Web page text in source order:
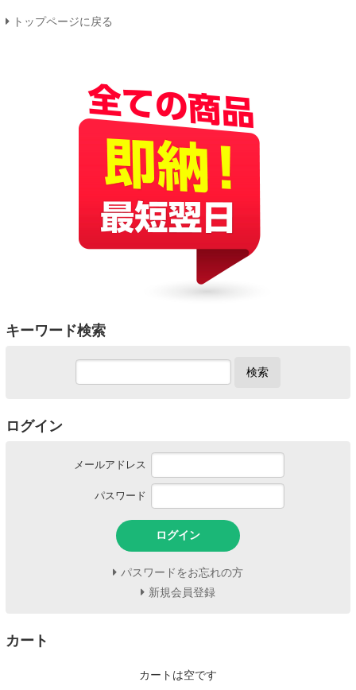
トップページに戻る
キーワード検索
検索
ログイン
メールアドレス
パスワード
ログイン
パスワードをお忘れの方
新規会員登録
カート
カートは空です